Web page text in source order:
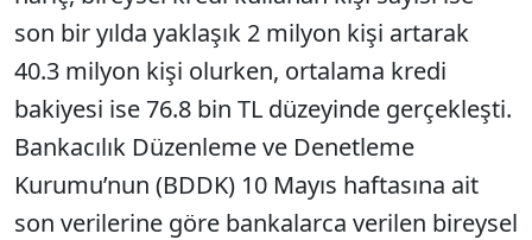
son bir yılda yaklaşık 2 milyon kişi artarak
40.3 milyon kişi olurken, ortalama kredi
bakiyesi ise 76.8 bin TL düzeyinde gerçekleşti.
Bankacılık Düzenleme ve Denetleme
Kurumu’nun (BDDK) 10 Mayıs haftasına ait
son verilerine göre bankalarca verilen bireysel